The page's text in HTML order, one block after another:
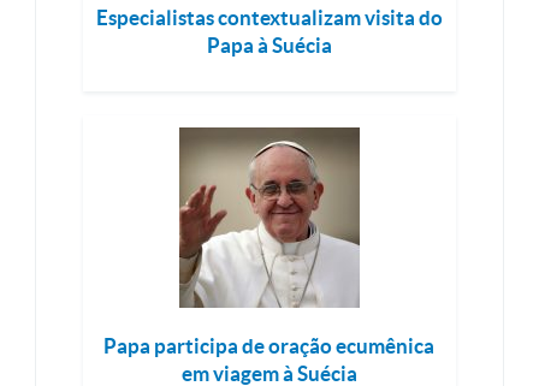
Especialistas contextualizam visita do
Papa à Suécia
Papa participa de oração ecumênica
em viagem à Suécia